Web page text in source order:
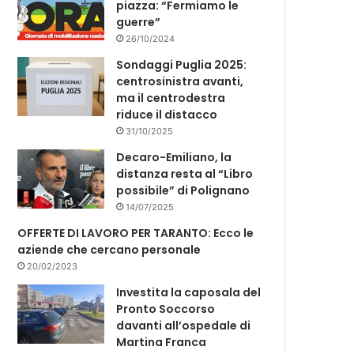
piazza: “Fermiamo le
guerre”
26/10/2024
Sondaggi Puglia 2025:
centrosinistra avanti,
ma il centrodestra
riduce il distacco
31/10/2025
Decaro-Emiliano, la
distanza resta al “Libro
possibile” di Polignano
14/07/2025
OFFERTE DI LAVORO PER TARANTO: Ecco le
aziende che cercano personale
20/02/2023
Investita la caposala del
Pronto Soccorso
davanti all’ospedale di
Martina Franca